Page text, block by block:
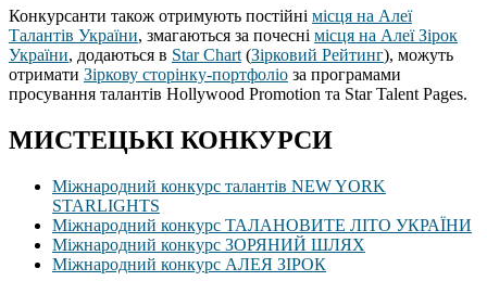
Конкурсанти також отримують постійні місця на Алеї
Талантів України, змагаються за почесні місця на Алеї Зірок
України, додаються в Star Chart (Зірковий Рейтинг), можуть
отримати Зіркову сторінку-портфоліо за програмами
просування талантів Hollywood Promotion та Star Talent Pages.
МИСТЕЦЬКІ КОНКУРСИ
Міжнародний конкурс талантів NEW YORK
STARLIGHTS
Міжнародний конкурс ТАЛАНОВИТЕ ЛІТО УКРАЇНИ
Міжнародний конкурс ЗОРЯНИЙ ШЛЯХ
Міжнародний конкурс АЛЕЯ ЗІРОК